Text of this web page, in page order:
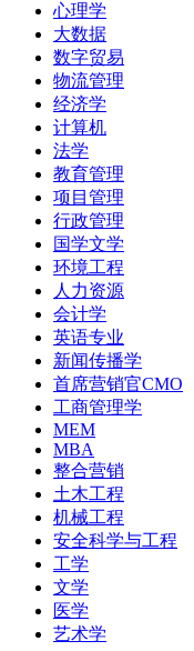
心理学
大数据
数字贸易
物流管理
经济学
计算机
法学
教育管理
项目管理
行政管理
国学文学
环境工程
人力资源
会计学
英语专业
新闻传播学
首席营销官CMO
工商管理学
MEM
MBA
整合营销
土木工程
机械工程
安全科学与工程
工学
文学
医学
艺术学